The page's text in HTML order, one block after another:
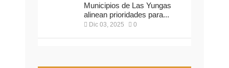
Municipios de Las Yungas
alinean prioridades para...
Dic 03, 2025 0